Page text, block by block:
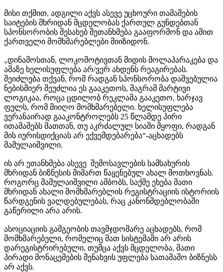
მისი თქმით, ადგილი აქვს ასევე უცხოური თამაშების
საიტების მხრიდან მცდელობას ქართულ გუნდებთან
სპონსორობის შესახებ შეთანხმება გააფორმონ და ამით
ქართველი მომხმარებლები მიიზიდონ.
„დინამოსთან, ლოკომოტივთან მიდის მოლაპარაკება და
ამაზე ხელისუფლება არ/ვერ ახდენს რეაგირებას.
შეიძლება თქვან, რომ რადგან სპონსორობა დაშვებულია
ნებისმიერ შეუძლია ეს გააკეთოს, მაგრამ მარტივი
ლოგიკაა, როცა ცდილობ რეკლამა გააკეთო, ხარჯავ
ფულს, რომ მიიღო მომხმარებელი. ხელისუფლება
ვერანაირად გააკონტროლებს 25 წლამდე პირი
ითამაშებს მათთან, თუ აკრძალულ სიაში მყოფი, რადგან
მის იურისდიქციას არ ექვემდებარება“-აცხადებს
მამულაიშვილი.
ის არ ეთანხმება ასევე შემოსავლების სამსახურის
მხრიდან ბიზნესის მიმართ წაყენებულ ახალ მოთხოვნას.
როგორც მამულაიშვილი ამბობს, საქმე ეხება მათი
მხრიდან ახალი მომხმარებლის რეგისტრაციის ისტორიის
წარდგენის ვალდებულებას, რაც კანონმდებლობაში
გაწერილი არა არის.
ასოციაციის გამგეობის თავმჯდომარე აცხადებს, რომ
მომხმარებელი, რომელიც მათ სისტემაში არ არის
დარეგისტრირებული, თუმცა აქვს მცდელობა, მათი
პირადი მონაცემების შენახვის უფლება სათამაშო ბიზნესს
არ აქვს.